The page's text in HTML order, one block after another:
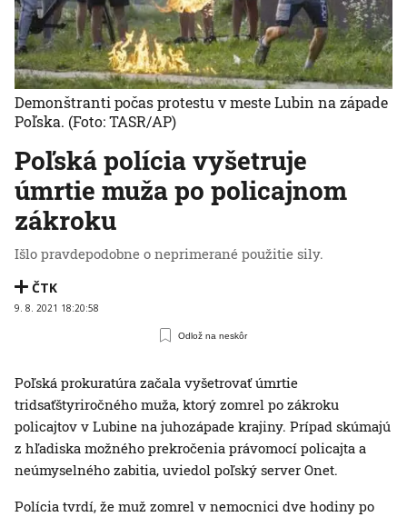
Poľská polícia vyšetruje
úmrtie muža po policajnom
zákroku
Išlo pravdepodobne o neprimerané použitie sily.
ČTK
9. 8. 2021 18:20:58
Odlož na neskôr
Demonštranti počas protestu v meste Lubin na západe
Poľska. (Foto: TASR/AP)
Poľská prokuratúra začala vyšetrovať úmrtie
tridsaťštyriročného muža, ktorý zomrel po zákroku
policajtov v Lubine na juhozápade krajiny. Prípad skúmajú
z hľadiska možného prekročenia právomocí policajta a
neúmyselného zabitia, uviedol poľský server Onet.
Polícia tvrdí, že muž zomrel v nemocnici dve hodiny po